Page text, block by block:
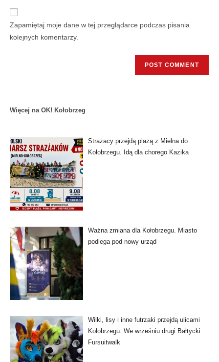
Zapamiętaj moje dane w tej przeglądarce podczas pisania
kolejnych komentarzy.
Więcej na OK! Kołobrzeg
Strażacy przejdą plażą z Mielna do
Kołobrzegu. Idą dla chorego Kazika
Ważna zmiana dla Kołobrzegu. Miasto
podlega pod nowy urząd
Wilki, lisy i inne futrzaki przejdą ulicami
Kołobrzegu. We wrześniu drugi Bałtycki
Fursuitwalk